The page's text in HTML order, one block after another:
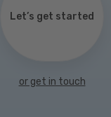
Let’s get started
or get in touch